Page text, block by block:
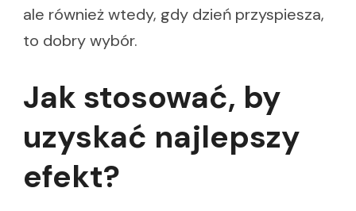
ale również wtedy, gdy dzień przyspiesza,
to dobry wybór.
Jak stosować, by
uzyskać najlepszy
efekt?